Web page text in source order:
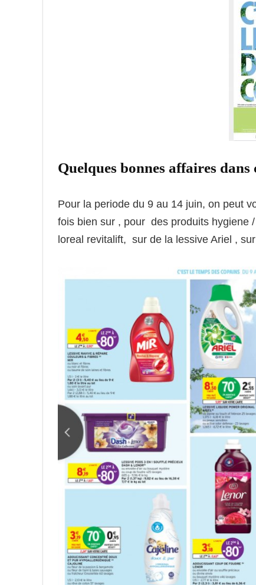
Quelques bonnes affaires
Pour la periode du 9 au 14 juin, on peut
fois bien sur , pour des produits hygiene
loreal revitalift, sur de la lessive Ariel ,